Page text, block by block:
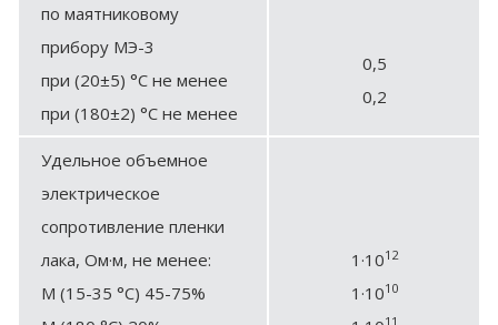
по маятниковому
прибору МЭ-3
при (20±5) °C нe менее
при (180±2) °С не менее
0,5
0,2
Удельное объемное
электрическое
сопротивление пленки
лака, Ом·м, не менее:
М (15-35 °С) 45-75%
1·1012
1·1010
11